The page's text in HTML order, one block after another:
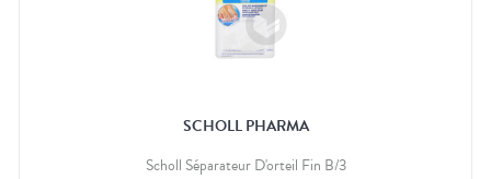
SCHOLL PHARMA
Scholl Séparateur D'orteil Fin B/3